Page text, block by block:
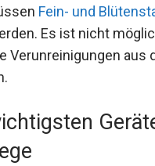
Fein- und
Es ist nicht
Verunreinigungen aus